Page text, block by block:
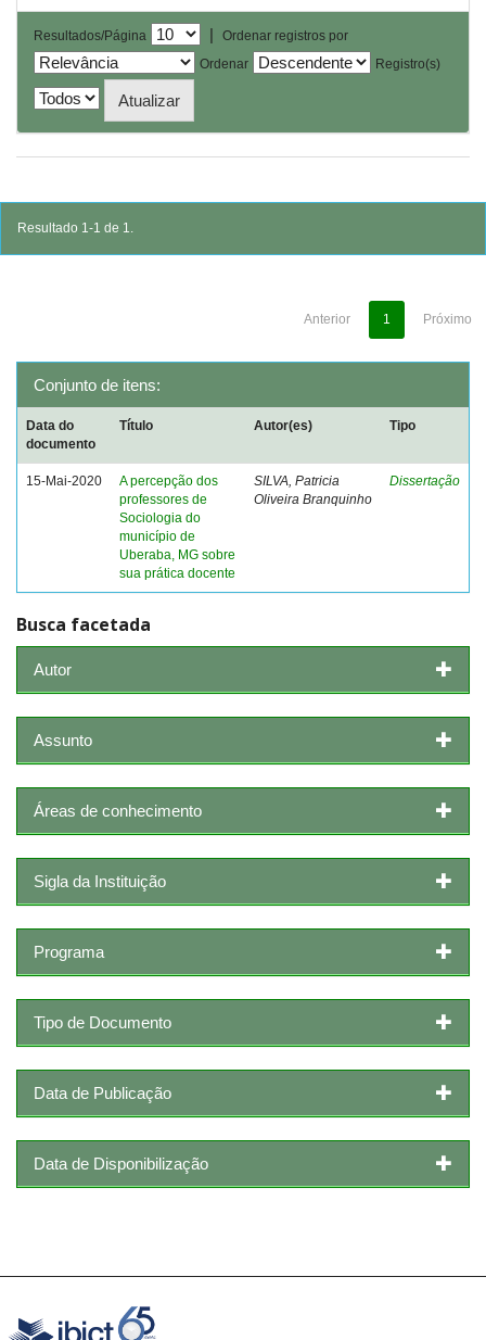
Resultados/Página |
Ordenar registros por
Ordenar
Registro(s)
Resultado 1-1 de 1.
Anterior 1 Próximo
Conjunto de itens:
Data do
documento
Título Autor(es) Tipo
15-Mai-2020
A percepção dos
professores de
Sociologia do
município de
Uberaba, MG sobre
sua prática docente
SILVA, Patricia
Oliveira Branquinho
Dissertação
Busca facetada
Autor
Assunto
Áreas de conhecimento
Sigla da Instituição
Programa
Tipo de Documento
Data de Publicação
Data de Disponibilização